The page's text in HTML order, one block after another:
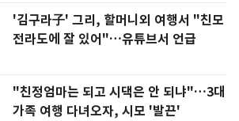
'김구라子' 그리, 할머니외 여행서 "친모
전라도에 잘 있어"…유튜브서 언급
"친정엄마는 되고 시댁은 안 되냐"…3대
가족 여행 다녀오자, 시모 '발끈'